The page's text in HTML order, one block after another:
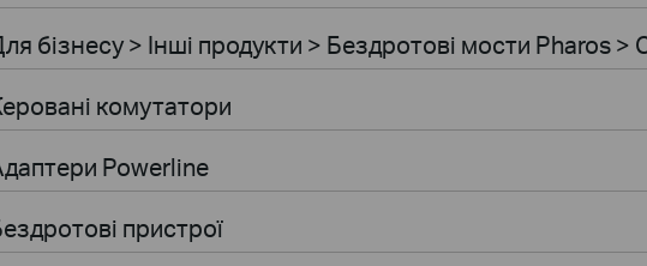
бiзнесу > Інші продукти > Бездротові мости Pharos >
комутатори
Powerline
пристрої